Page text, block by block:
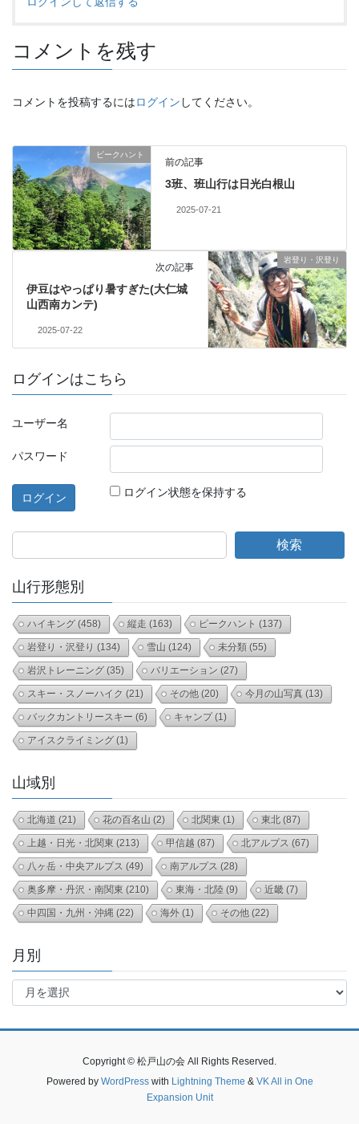
コメントを残す
コメントを投稿するにはログイン してください。
ピークハント
前の記事
3班、班山行は日光白根山
2025-07-21
岩登り・沢登り
次の記事
伊豆はやっぱり暑すぎた(大仁城
山西南カンテ)
2025-07-22
ログインはこちら
ユーザー名
パスワード
ログイン状態を保持する
検索
山行形態別
ハイキング (458) 縦走 (163) ピークハント (137)
岩登り・沢登り (134) 雪山 (124) 未分類 (55)
岩沢トレーニング (35) バリエーション (27)
スキー・スノーハイク (21) その他 (20) 今月の山写真 (13)
バックカントリースキー (6) キャンプ(1)
アイスクライミング (1)
山域別
北海道 (21) 花の百名山 (2) 北関東 (1) 東北 (87)
上越・日光・北関東 (213) 甲信越 (87) 北アルプス (67)
八ヶ岳・中央アルプス (49) 南アルプス (28)
奥多摩・丹沢・南関東 (210) 東海・北陸 (9) 近畿 (7)
中四国・九州・沖縄 (22) 海外 (1) その他 (22)
月別
月
Copyright © 松戸山の会 All Rights Reserved.
Powered by WordPresswith Lightning Theme & VK All in One
Expansion Unit